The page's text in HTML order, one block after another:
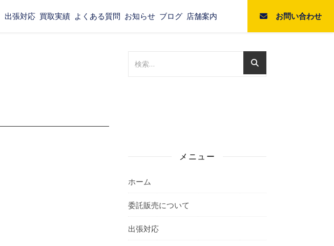
出張対応 買取実績 よくある質問 お知らせ ブログ 店舗案内 お問い合わせ
メニュー
ホーム
委託販売について
出張対応